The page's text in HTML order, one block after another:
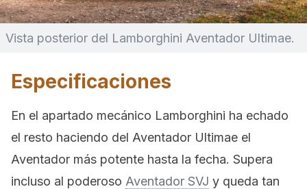
Vista posterior del Lamborghini Aventador Ultimae.
Especificaciones
En el apartado mecánico Lamborghini ha echado
el resto haciendo del Aventador Ultimae el
Aventador más potente hasta la fecha. Supera
incluso al poderoso Aventador SVJ y queda tan